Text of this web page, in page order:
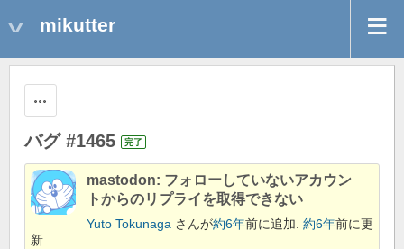
mikutter
バグ #1465 完了
mastodon: フォローしていないアカウン
トからのリプライを取得できない
Yuto Tokunaga さんが約6年前に追加. 約6年前に更
新.